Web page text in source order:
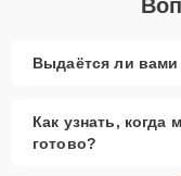
Выдаётся ли вами
Как узнать, когда
готово?